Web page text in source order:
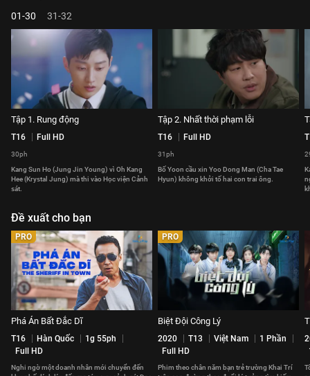
01-30 31-32
Tập 1. Rung động
T16 Full HD
30ph
Kang Sun Ho (Jung Jin Young) vì Oh Kang
Hee (Krystal Jung) mà thi vào Học viện Cảnh
sát.
Tập 2. Nhất thời phạm lỗi
T16 Full HD
31ph
Bố Yoon cầu xin Yoo Dong Man (Cha Tae
Hyun) không khởi tố hai con trai ông.
Đề xuất cho bạn
PRO
Phá Án Bất Đắc Dĩ
T16 Hàn Quốc
1g 55ph
Full HD
Nghi ngờ một doanh nhân mới chuyển đến
PRO
Biệt Đội Công Lý
2020 T13 Việt Nam
1 Phần
Full HD
Phim theo chân năm bạn trẻ trường Khai Trí